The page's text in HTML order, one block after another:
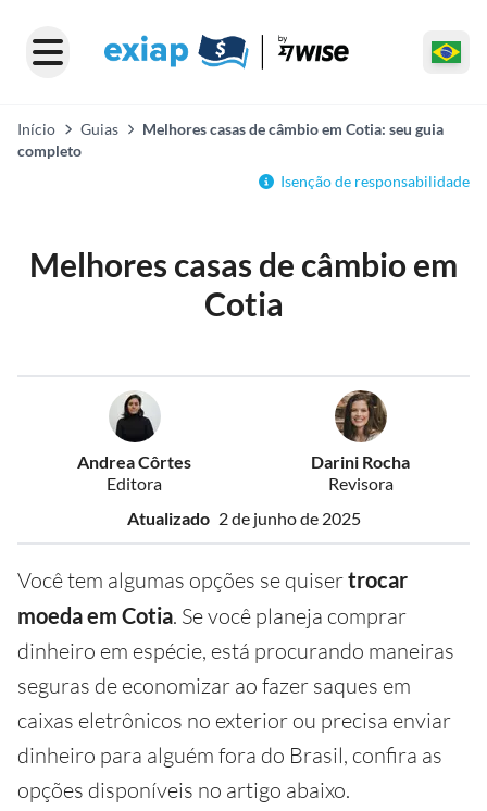
Início Guias
Melhores casas de câmbio em Cotia: seu guia
completo
Isenção de responsabilidade
Melhores casas de câmbio em
Cotia
Andrea Côrtes
Editora
Darini Rocha
Revisora
Atualizado 2 de junho de 2025
Você tem algumas opções se quisertrocar
moeda em Cotia. Se você planeja comprar
dinheiro em espécie, está procurando maneiras
seguras de economizar ao fazer saques em
caixas eletrônicos no exterior ou precisa enviar
dinheiro para alguém fora do Brasil, confira as
opções disponíveis no artigo abaixo.